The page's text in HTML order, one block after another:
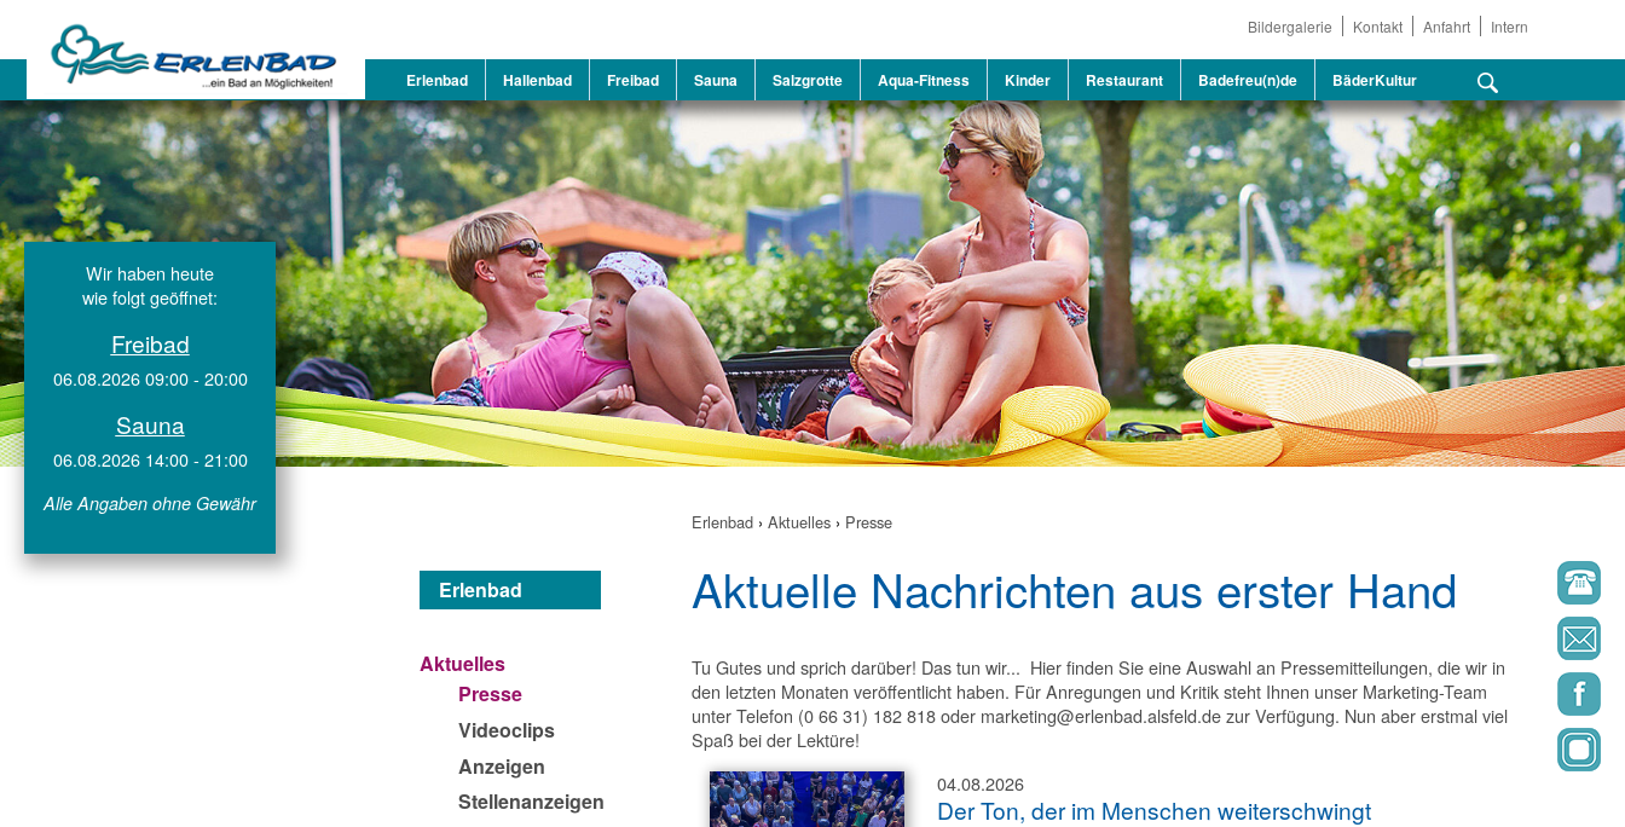
Bildergalerie Kontakt Anfahrt Intern
Erlenbad Hallenbad Freibad Sauna Salzgrotte Aqua-Fitness Kinder Restaurant Badefreu(n)de BäderKultur
Wir haben heute
wie folgt geöffnet:
Freibad
06.08.2026 09:00 - 20:00
Sauna
06.08.2026 14:00 - 21:00
Alle Angaben ohne Gewähr
Erlenbad› Aktuelles› Presse
Erlenbad
Aktuelles
Presse
Videoclips
Anzeigen
Stellenanzeigen
Aktuelle Nachrichten aus erster Hand
Tu Gutes und sprich darüber! Das tun wir... Hier finden Sie eine Auswahl an Pressemitteilungen, die wir in
den letzten Monaten veröffentlicht haben. Für Anregungen und Kritik steht Ihnen unser Marketing-Team
unter Telefon (0 66 31) 182 818 oder marketing@erlenbad.alsfeld.de zur Verfügung. Nun aber erstmal viel
Spaß bei der Lektüre!
04.08.2026
Der Ton, der im Menschen weiterschwingt